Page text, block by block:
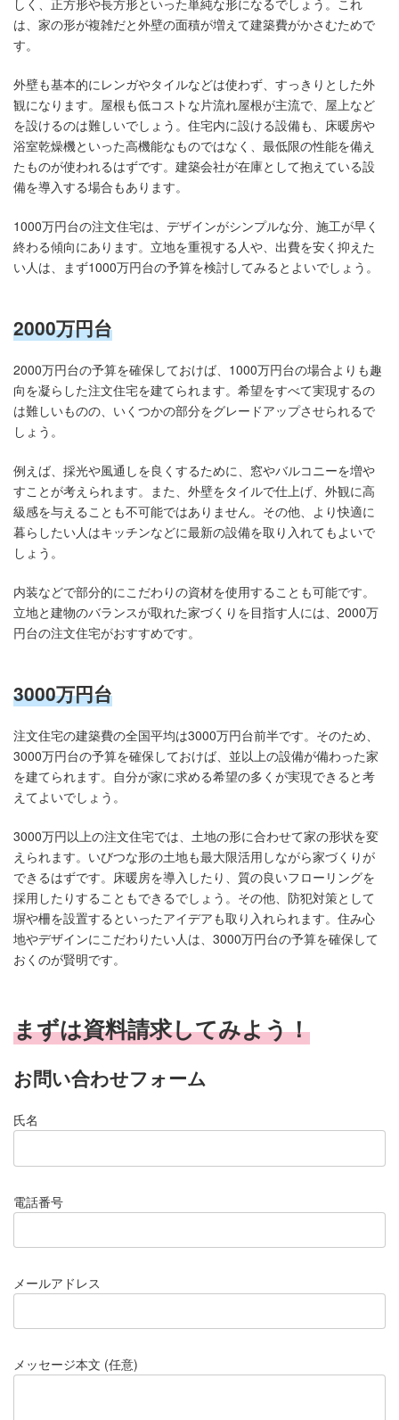
は、家の形が複雑だと外壁の面積が増えて建築費がかさむためで
す。
外壁も基本的にレンガやタイルなどは使わず、すっきりとした外
観になります。屋根も低コストな片流れ屋根が主流で、屋上など
を設けるのは難しいでしょう。住宅内に設ける設備も、床暖房や
浴室乾燥機といった高機能なものではなく、最低限の性能を備え
たものが使われるはずです。建築会社が在庫として抱えている設
備を導入する場合もあります。
1000万円台の注文住宅は、デザインがシンプルな分、施工が早く
終わる傾向にあります。立地を重視する人や、出費を安く抑えた
い人は、まず1000万円台の予算を検討してみるとよいでしょう。
2000万円台
2000万円台の予算を確保しておけば、1000万円台の場合よりも趣
向を凝らした注文住宅を建てられます。希望をすべて実現するの
は難しいものの、いくつかの部分をグレードアップさせられるで
しょう。
例えば、採光や風通しを良くするために、窓やバルコニーを増や
すことが考えられます。また、外壁をタイルで仕上げ、外観に高
級感を与えることも不可能ではありません。その他、より快適に
暮らしたい人はキッチンなどに最新の設備を取り入れてもよいで
しょう。
内装などで部分的にこだわりの資材を使用することも可能です。
立地と建物のバランスが取れた家づくりを目指す人には、2000万
円台の注文住宅がおすすめです。
3000万円台
注文住宅の建築費の全国平均は3000万円台前半です。そのため、
3000万円台の予算を確保しておけば、並以上の設備が備わった家
を建てられます。自分が家に求める希望の多くが実現できると考
えてよいでしょう。
3000万円以上の注文住宅では、土地の形に合わせて家の形状を変
えられます。いびつな形の土地も最大限活用しながら家づくりが
できるはずです。床暖房を導入したり、質の良いフローリングを
採用したりすることもできるでしょう。その他、防犯対策として
塀や柵を設置するといったアイデアも取り入れられます。住み心
地やデザインにこだわりたい人は、3000万円台の予算を確保して
おくのが賢明です。
まずは資料請求してみよう！
お問い合わせフォーム
氏名
電話番号
メールアドレス
メッセージ本文 (任意)